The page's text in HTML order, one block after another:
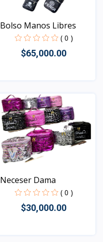
Bolso Manos Libres
( 0 )
$65,000.00
Neceser Dama
( 0 )
$30,000.00